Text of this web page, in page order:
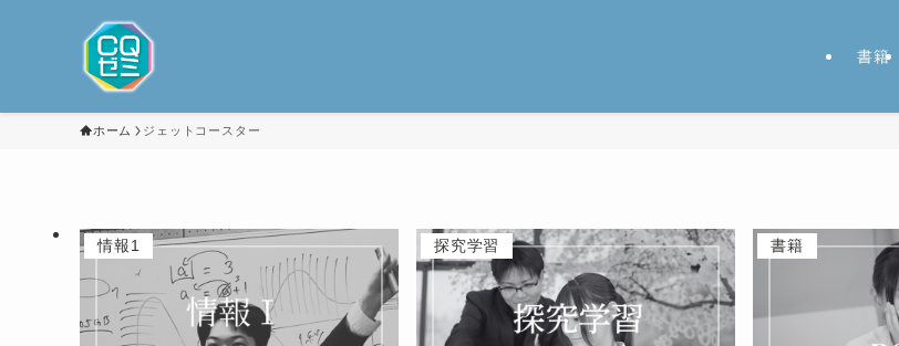
書籍
ホーム ジェットコースター
情報1 探究学習 書籍